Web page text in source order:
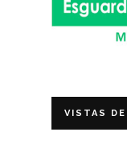
VISTAS